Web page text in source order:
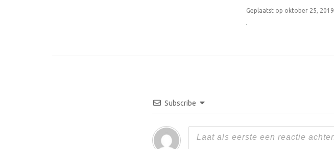
Geplaatst op oktober 25, 2019
Subscribe